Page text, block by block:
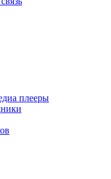
плееры